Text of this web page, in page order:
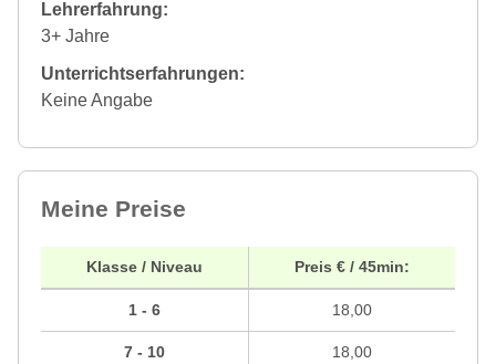
Lehrerfahrung:
3+ Jahre
Unterrichtserfahrungen:
Keine Angabe
Meine Preise
Klasse / Niveau
1 - 6
7 - 10
Preis € / 45min:
18,00
18,00